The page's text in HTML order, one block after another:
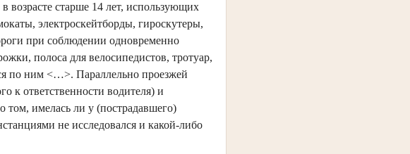
возрасте старше 14 лет, использующих
электроскейтборды, гироскутеры,
при соблюдении одновременно
полоса для велосипедистов, тротуар,
по ним <…>. Параллельно проезжей
к ответственности водителя) и
том, имелась ли у (пострадавшего)
не исследовался и какой-либо